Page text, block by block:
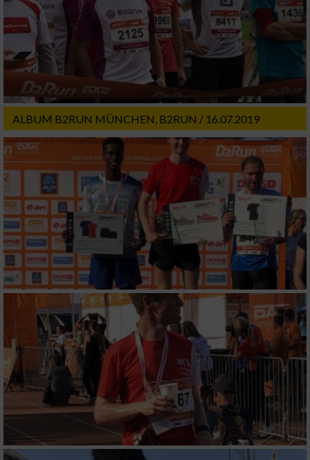
ALBUM B2RUN MÜNCHEN, B2RUN / 16.07.2019
Speichern von oder Zugriff auf Informationen
auf einem Endgerät
Verwendung reduzierter Daten zur Auswahl
von Werbeanzeigen
Erstellung von Profilen für personalisierte
Werbung
Verwendung von Profilen zur Auswahl
personalisierter Werbung
Erstellung von Profilen zur Personalisierung
von Inhalten
Verwendung von Profilen zur Auswahl
personalisierter Inhalte
Messung der Werbeleistung
Messung der Performance von Inhalten
Analyse von Zielgruppen durch Statistiken
oder Kombinationen von Daten aus
verschiedenen Quellen
Entwicklung und Verbesserung der Angebote
Verwendung reduzierter Daten zur Auswahl
von Inhalten